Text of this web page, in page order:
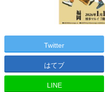
Twitter
はてブ
LINE